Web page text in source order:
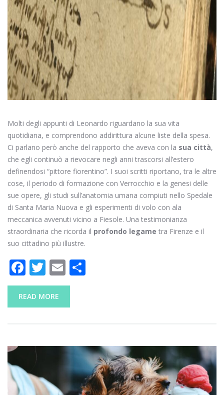
Molti degli appunti di Leonardo riguardano la sua vita
quotidiana, e comprendono addirittura alcune liste della spesa.
Ci parlano però anche del rapporto che aveva con la sua città,
che egli continuò a rievocare negli anni trascorsi all’estero
definendosi “pittore fiorentino”. I suoi scritti riportano, tra le altre
cose, il periodo di formazione con Verrocchio e la genesi delle
sue opere, gli studi sull’anatomia umana compiuti nello Spedale
di Santa Maria Nuova e gli esperimenti di volo con ala
meccanica avvenuti vicino a Fiesole. Una testimonianza
straordinaria che ricorda il profondo legame tra Firenze e il
suo cittadino più illustre.
F
ac
e
o
T
w
itt
E
m
di
READ MORE